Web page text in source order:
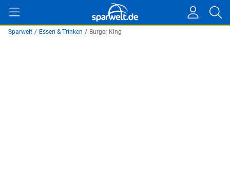
Sparwelt / Essen & Trinken / Burger King